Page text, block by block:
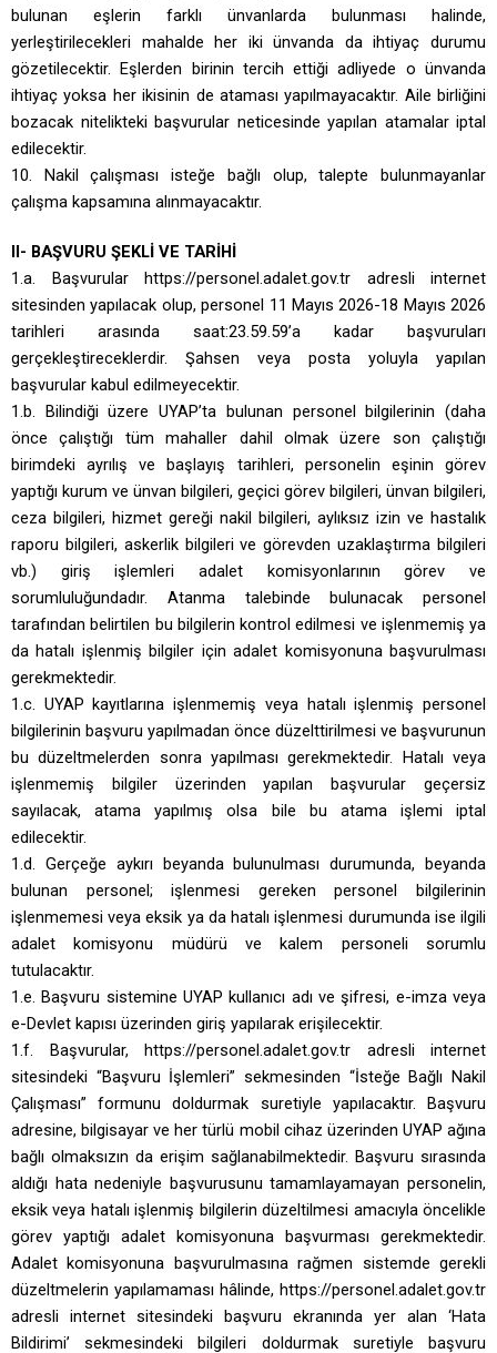
bulunan eşlerin farklı ünvanlarda bulunması halinde,
yerleştirilecekleri mahalde her iki ünvanda da ihtiyaç durumu
gözetilecektir. Eşlerden birinin tercih ettiği adliyede o ünvanda
ihtiyaç yoksa her ikisinin de ataması yapılmayacaktır. Aile birliğini
bozacak nitelikteki başvurular neticesinde yapılan atamalar iptal
edilecektir.
10. Nakil çalışması isteğe bağlı olup, talepte bulunmayanlar
çalışma kapsamına alınmayacaktır.
II- BAŞVURU ŞEKLİ VE TARİHİ
1.a. Başvurular https://personel.adalet.gov.tr adresli internet
sitesinden yapılacak olup, personel 11 Mayıs 2026-18 Mayıs 2026
tarihleri arasında saat:23.59.59’a kadar başvuruları
gerçekleştireceklerdir. Şahsen veya posta yoluyla yapılan
başvurular kabul edilmeyecektir.
1.b. Bilindiği üzere UYAP’ta bulunan personel bilgilerinin (daha
önce çalıştığı tüm mahaller dahil olmak üzere son çalıştığı
birimdeki ayrılış ve başlayış tarihleri, personelin eşinin görev
yaptığı kurum ve ünvan bilgileri, geçici görev bilgileri, ünvan bilgileri,
ceza bilgileri, hizmet gereği nakil bilgileri, aylıksız izin ve hastalık
raporu bilgileri, askerlik bilgileri ve görevden uzaklaştırma bilgileri
vb.) giriş işlemleri adalet komisyonlarının görev ve
sorumluluğundadır. Atanma talebinde bulunacak personel
tarafından belirtilen bu bilgilerin kontrol edilmesi ve işlenmemiş ya
da hatalı işlenmiş bilgiler için adalet komisyonuna başvurulması
gerekmektedir.
1.c. UYAP kayıtlarına işlenmemiş veya hatalı işlenmiş personel
bilgilerinin başvuru yapılmadan önce düzelttirilmesi ve başvurunun
bu düzeltmelerden sonra yapılması gerekmektedir. Hatalı veya
işlenmemiş bilgiler üzerinden yapılan başvurular geçersiz
sayılacak, atama yapılmış olsa bile bu atama işlemi iptal
edilecektir.
1.d. Gerçeğe aykırı beyanda bulunulması durumunda, beyanda
bulunan personel; işlenmesi gereken personel bilgilerinin
işlenmemesi veya eksik ya da hatalı işlenmesi durumunda ise ilgili
adalet komisyonu müdürü ve kalem personeli sorumlu
tutulacaktır.
1.e. Başvuru sistemine UYAP kullanıcı adı ve şifresi, e-imza veya
e-Devlet kapısı üzerinden giriş yapılarak erişilecektir.
1.f. Başvurular, https://personel.adalet.gov.tr adresli internet
sitesindeki “Başvuru İşlemleri” sekmesinden “İsteğe Bağlı Nakil
Çalışması” formunu doldurmak suretiyle yapılacaktır. Başvuru
adresine, bilgisayar ve her türlü mobil cihaz üzerinden UYAP ağına
bağlı olmaksızın da erişim sağlanabilmektedir. Başvuru sırasında
aldığı hata nedeniyle başvurusunu tamamlayamayan personelin,
eksik veya hatalı işlenmiş bilgilerin düzeltilmesi amacıyla öncelikle
görev yaptığı adalet komisyonuna başvurması gerekmektedir.
Adalet komisyonuna başvurulmasına rağmen sistemde gerekli
düzeltmelerin yapılamaması hâlinde, https://personel.adalet.gov.tr
adresli internet sitesindeki başvuru ekranında yer alan ‘Hata
Bildirimi’ sekmesindeki bilgileri doldurmak suretiyle başvuru